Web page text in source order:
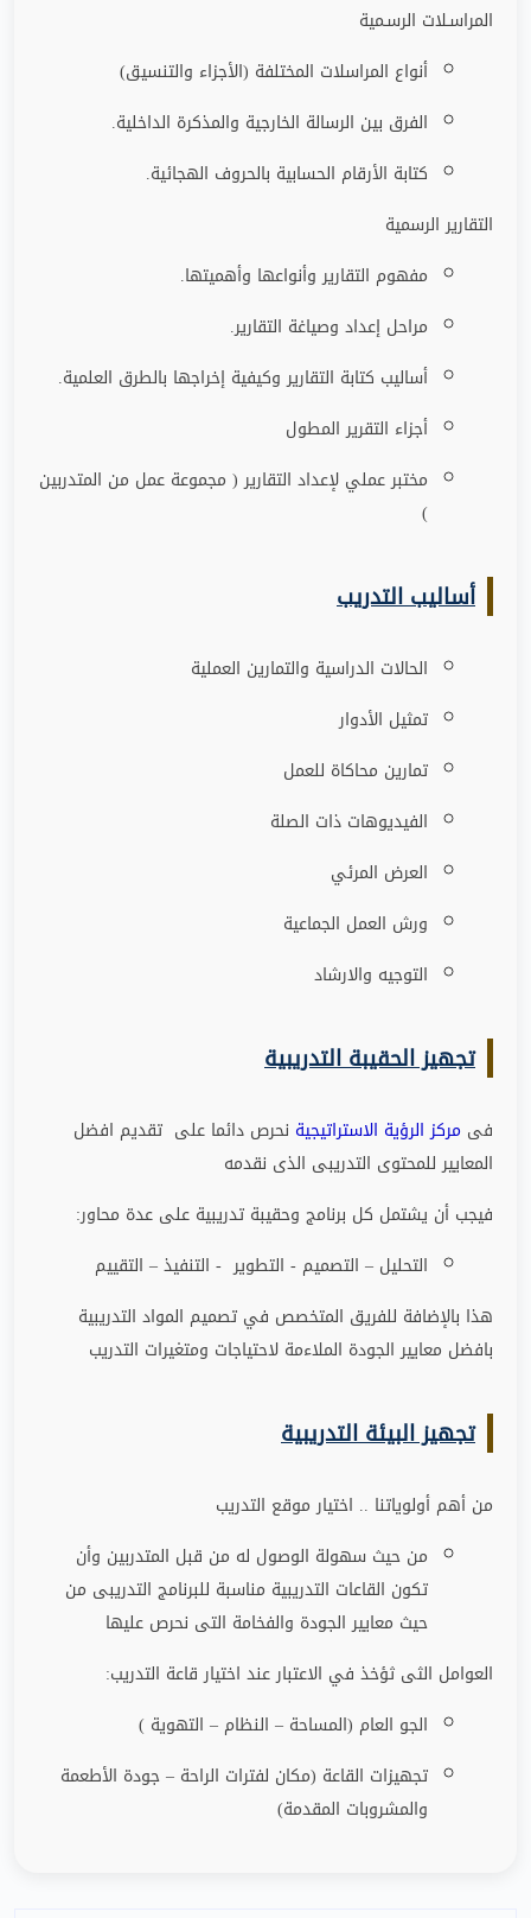
المراسـلات الرسـمية
أنواع المراسلات المختلفة (الأجزاء والتنسيق)
الفرق بين الرسالة الخارجية والمذكرة الداخلية.
كتابة الأرقام الحسابية بالحروف الهجائية.
التقارير الرسمية
مفهوم التقارير وأنواعها وأهميتها.
مراحل إعداد وصياغة التقارير.
أساليب كتابة التقارير وكيفية إخراجها بالطرق العلمية.
أجزاء التقرير المطول
مختبر عملي لإعداد التقارير ( مجموعة عمل من المتدربين
)
أساليب التدريب
الحالات الدراسية والتمارين العملية
تمثيل الأدوار
تمارين محاكاة للعمل
الفيديوهات ذات الصلة
العرض المرئي
ورش العمل الجماعية
التوجيه والارشاد
تجهيز الحقيبة التدريبية
فى مركز الرؤية الاستراتيجية نحرص دائما على تقديم افضل
المعايير للمحتوى التدريبى الذى نقدمه
فيجب أن يشتمل كل برنامج وحقيبة تدريبية على عدة محاور:
التحليل – التصميم - التطوير - التنفيذ – التقييم
هذا بالإضافة للفريق المتخصص في تصميم المواد التدريبية
بافضل معايير الجودة الملاءمة لاحتياجات ومتغيرات التدريب
تجهيز البيئة التدريبية
من أهم أولوياتنا .. اختيار موقع التدريب
من حيث سهولة الوصول له من قبل المتدربين وأن
تكون القاعات التدريبية مناسبة للبرنامج التدريبى من
حيث معايير الجودة والفخامة التى نحرص عليها
العوامل الثى ثؤخذ في الاعتبار عند اختيار قاعة التدريب:
الجو العام (المساحة – النظام – التهوية )
تجهيزات القاعة (مكان لفترات الراحة –جودة الأطعمة
والمشروبات المقدمة)